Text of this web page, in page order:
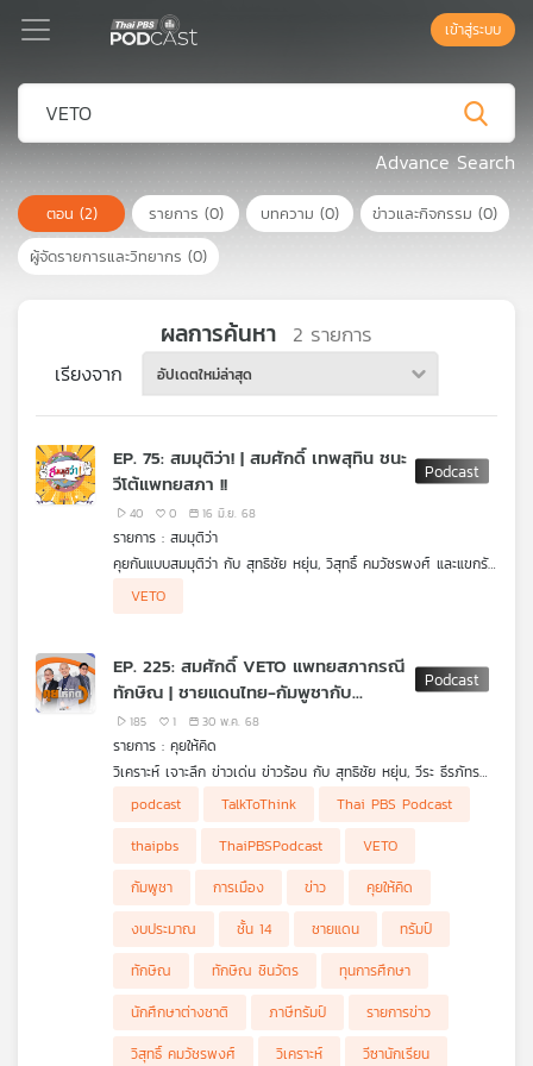
Podcast
เพล
ย์
ลิ
เพล
สต์
บทความ
เข้าสู่ระบบ
Advance Search
ตอน (2) รายการ (0) บทความ (0) ข่าวและกิจกรรม (0)
ผู้จัดรายการและวิทยากร (0)
ผลการค้นหา 2 รายการ
เรียงจาก อัปเดตใหม่ล่าสุด
EP. 75: สมมุติว่า! | สมศักดิ์ เทพสุทิน ชนะ
วีโต้แพทยสภา !!
40 0 16 มิ.ย. 68
รายการ : สมมุติว่า
คุยกันแบบสมมุติว่า กับ สุทธิชัย หยุ่น, วิสุทธิ์ คมวัชรพงศ์ และแขกรับ
สมมุติว่า สมศักดิ์ เทพสุทิน ชนะวีโต้! เครดิตแพทยสภาจะเป็นอย่างไร
VETO
EP. 225: สมศักดิ์ VETO แพทยสภากรณี
ทักษิณ | ชายแดนไทย-กัมพูชากับ
การเมืองไทย | จับตาท่าทีอนุทินขึ้นเป็นนา
ยกฯ
185 1 30 พ.ค. 68
รายการ : คุยให้คิด
วิเคราะห์ เจาะลึก ข่าวเด่น ข่าวร้อน กับ สุทธิชัย หยุ่น, วีระ ธีรภัทร
หรือไม่ ?
- กระแสต่อต้านนโยบาย "กีดกันวีซานักเรียน-ทุนการศึกษา" ต่อ
นักศึกษาต่างชาติ
- จับตา 13 มิ.ย. 68 ผลคำตัดสินกรณี "ทักษิณ ชั้น 14"
- จับตาท่าที "อนุทิน" พร้อมขึ้นเป็นนายกฯ หรือไม่ ?
- สมศักดิ์ VETO คำสั่งแพทยสภาจะส่งผลต่อกรณี "ทักษิณ ชั้น 14"
- กระแส "เปลี่ยนตัวนายกฯ" ชัดเจนมากน้อยแค่ไหน ?
- ชายแดน "ไทย-กัมพูชา" เดือด เกี่ยวกับการเมืองภายในไทยหรือไม่
- ร่าง พรบ. งบประมาณปี 69 ตอบโจทย์สถานการณ์ปัจจุบันหรือไม่
podcast TalkToThink
Thai PBS Podcast
thaipbs
ThaiPBSPodcast
VETO
กัมพูชา
การเมือง ข่าว
คุยให้คิด
งบประมาณ
ชั้น 14 ชายแดน
ทรัมป์
ทักษิณ
ทักษิณ ชินวัตร
ทุนการศึกษา
นักศึกษาต่างชาติ
ภาษีทรัมป์
รายการข่าว
วิสุทธิ์ คมวัชรพงศ์
วิเคราะห์ วีซานักเรียน